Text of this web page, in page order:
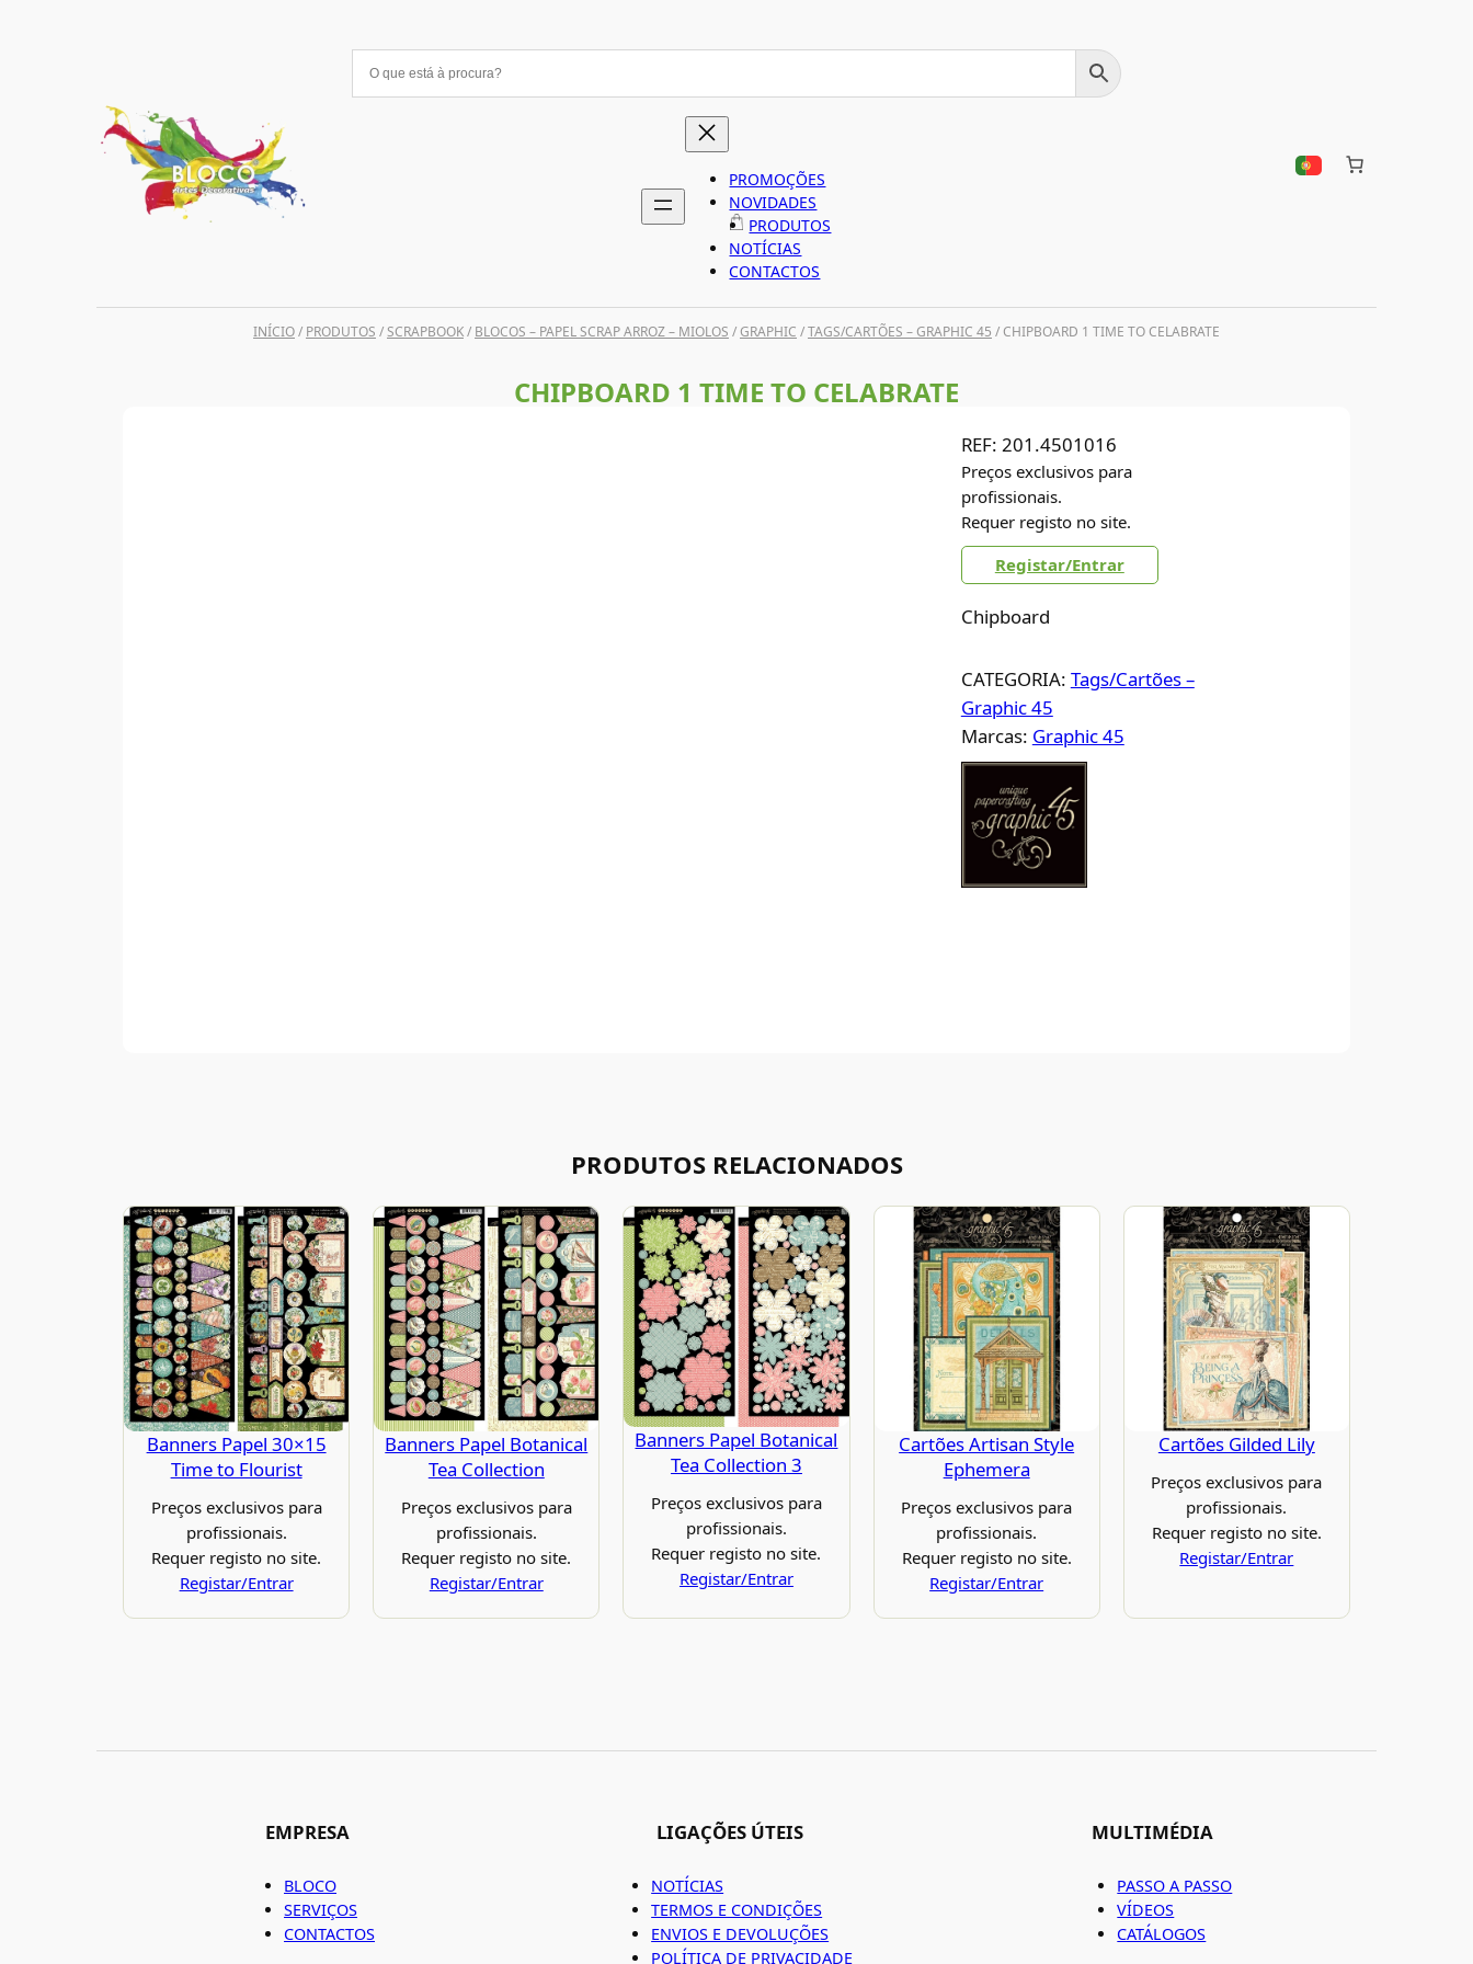
PROMOÇÕES
NOVIDADES
PRODUTOS
NOTÍCIAS
CONTACTOS
INÍCIO/ PRODUTOS /SCRAPBOOK/ BLOCOS – PAPEL SCRAP ARROZ – MIOLOS /GRAPHIC /TAGS/CARTÕES – GRAPHIC 45 / CHIPBOARD 1 TIME TO CELABRATE
CHIPBOARD 1 TIME TO CELABRATE
REF: 201.4501016
Preços exclusivos para
profissionais.
Requer registo no site.
Registar/Entrar
Chipboard
CATEGORIA: Tags/Cartões –
Graphic 45
Marcas: Graphic 45
PRODUTOS RELACIONADOS
Banners Papel 30×15
Time to Flourist
Preços exclusivos para
profissionais.
Requer registo no site.
Registar/Entrar
Banners Papel Botanical
Tea Collection
Preços exclusivos para
profissionais.
Requer registo no site.
Registar/Entrar
Banners Papel Botanical
Tea Collection 3
Preços exclusivos para
profissionais.
Requer registo no site.
Registar/Entrar
Cartões Artisan Style
Ephemera
Preços exclusivos para
profissionais.
Requer registo no site.
Registar/Entrar
Cartões Gilded Lily
Preços exclusivos para
profissionais.
Requer registo no site.
Registar/Entrar
EMPRESA
BLOCO
SERVIÇOS
CONTACTOS
LIGAÇÕES ÚTEIS
NOTÍCIAS
TERMOS E CONDIÇÕES
ENVIOS E DEVOLUÇÕES
POLÍTICA DE PRIVACIDADE
MULTIMÉDIA
PASSO A PASSO
VÍDEOS
CATÁLOGOS